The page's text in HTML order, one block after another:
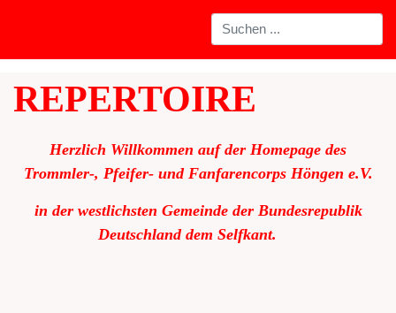
REPERTOIRE
Herzlich Willkommen auf der Homepage des
Trommler-, Pfeifer- und Fanfarencorps Höngen e.V.
in der westlichsten Gemeinde der Bundesrepublik
Deutschland dem Selfkant.